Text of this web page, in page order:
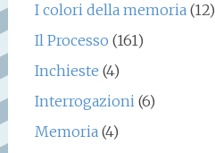
I colori della memoria(12)
Il Processo (161)
Inchieste (4)
Interrogazioni(6)
Memoria(4)